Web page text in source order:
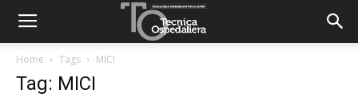
Home Tags MICI
Tag: MICI